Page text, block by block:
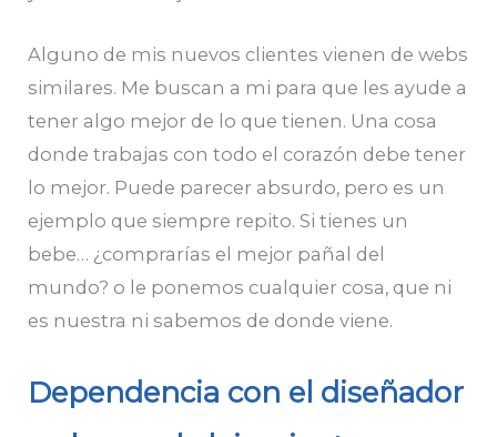
Alguno de mis nuevos clientes vienen de webs
similares. Me buscan a mi para que les ayude a
tener algo mejor de lo que tienen. Una cosa
donde trabajas con todo el corazón debe tener
lo mejor. Puede parecer absurdo, pero es un
ejemplo que siempre repito. Si tienes un
bebe… ¿comprarías el mejor pañal del
mundo? o le ponemos cualquier cosa, que ni
es nuestra ni sabemos de donde viene.
Dependencia con el diseñador